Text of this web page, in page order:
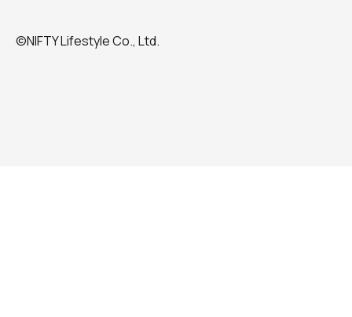
©NIFTY Lifestyle Co., Ltd.